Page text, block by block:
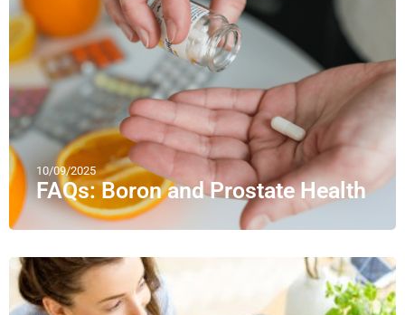
10/09/2025
FAQs: Boron and Prostate Health